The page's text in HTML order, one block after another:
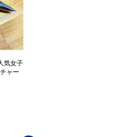
気女子
ャー